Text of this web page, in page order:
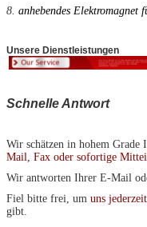
8. anhebendes Elektromagnet
Unsere Dienstleistungen
Schnelle Antwort
Wir schätzen in hohem Grade
Mail, Fax oder sofortige
Wir antworten Ihrer E-Mail
Fiel bitte frei, um uns
gibt.